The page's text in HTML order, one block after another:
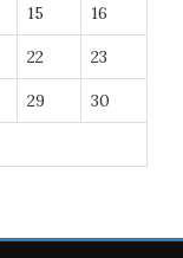
15 16
22 23
29 30